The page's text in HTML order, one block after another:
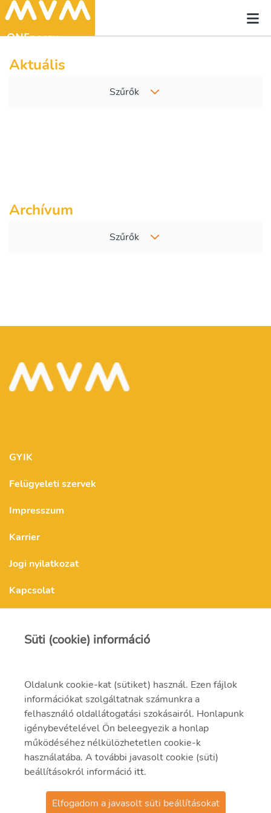
Aktuális
Szűrők
Archívum
Szűrők
GYIK
Felügyeleti szervek
Impresszum
Karrier
Jogi nyilatkozat
Kapcsolat
Kapcsolat
mvmonenergy@mvm.hu
1031 Budapest, Szentendrei út 207-209.
+ 36 20 597 0000
Süti (cookie) információ
Oldalunk cookie-kat (sütiket) használ. Ezen fájlok
információkat szolgáltatnak számunkra a
felhasználó oldallátogatási szokásairól. Honlapunk
igénybevételével Ön beleegyezik a honlap
működéséhez nélkülözhetetlen cookie-k
használatába. A további javasolt cookie (süti)
beállításokról információ itt.
Elfogadom a javasolt süti beállításokat